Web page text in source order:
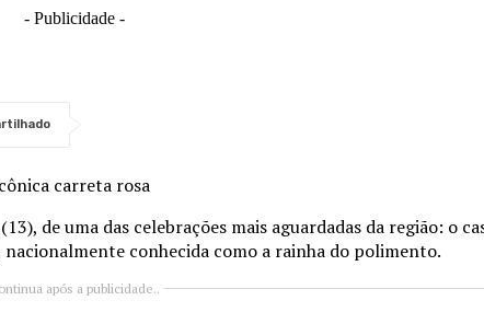
- Publicidade -
carreta rosa
de uma das celebrações mais aguardadas da região: o
conhecida como a rainha do polimento.
após a publicidade..